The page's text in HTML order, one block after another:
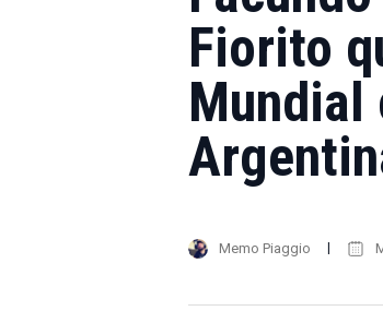
Fiorito
Mundial
Memo Piaggio